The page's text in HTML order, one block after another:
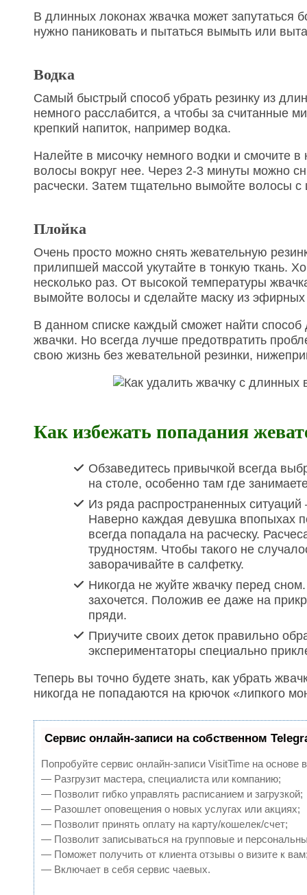
В длинных локонах жвачка может запутаться
нужно паниковать и пытаться вымыть или
Водка
Самый быстрый способ убрать резинку из
немного расслабится, а чтобы за считанные
крепкий напиток, например водка.
Налейте в мисочку немного водки и смочите
волосы вокруг нее. Через 2-3 минуты можно
расчески. Затем тщательно вымойте волосы
Плойка
Очень просто можно снять жевательную
прилипшей массой укутайте в тонкую ткань.
несколько раз. От высокой температуры
вымойте волосы и сделайте маску из
В данном списке каждый сможет найти
жвачки. Но всегда лучше предотвратить
свою жизнь без жевательной резинки,
Как избежать попадания
Обзаведитесь привычкой всегда
на столе, особенно там где
Из ряда распространенных
Наверно каждая девушка впопыхах
всегда попадала на расческу.
трудностям. Чтобы такого не
заворачивайте в салфетку.
Никогда не жуйте жвачку перед
захочется. Положив ее даже на
пряди.
Приучите своих деток правильно
экспериментаторы специально
Теперь вы точно будете знать, как убрать
никогда не попадаются на крючок «липкого
Сервис онлайн-записи на собственном
Попробуйте сервис онлайн-записи VisitTime на основе
— Разгрузит мастера, специалиста или компанию;
— Позволит гибко управлять расписанием и загрузкой;
— Разошлет оповещения о новых услугах или акциях;
— Позволит принять оплату на карту/кошелек/счет;
— Позволит записываться на групповые и
— Поможет получить от клиента отзывы о визите к
— Включает в себя сервис чаевых.